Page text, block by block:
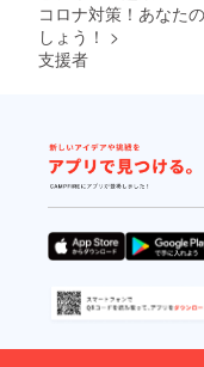
コロナ対策！あなた
しょう！ >
支援者